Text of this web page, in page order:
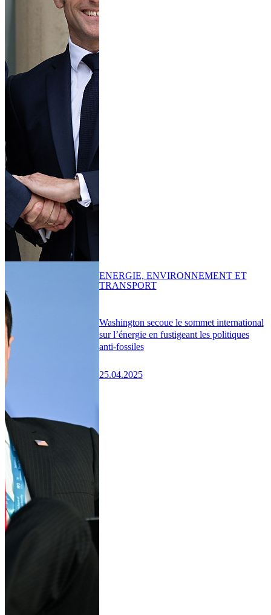
Washington secoue le sommet international
sur l’énergie en fustigeant les politiques
anti-fossiles
25.04.2025
ENERGIE, ENVIRONNEMENT ET
TRANSPORT